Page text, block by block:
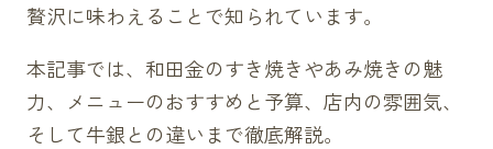
贅沢に味わえることで知られています。
本記事では、和田金のすき焼きやあみ焼きの魅
力、メニューのおすすめと予算、店内の雰囲気、
そして牛銀との違いまで徹底解説。